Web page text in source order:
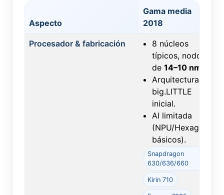
Aspecto
Gama media
2018
Procesador & fabricación
8 núcleos
típicos, nodos
de 14–10 nm
Arquitectura
big.LITTLE
inicial.
AI limitada
(NPU/Hexagon
básicos).
Snapdragon
630/636/660
Kirin 710